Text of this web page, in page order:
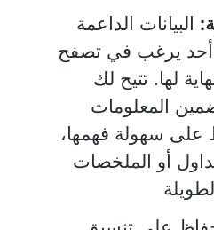
البيانات الداعمة
أحد يرغب في تصفح
لها. تتيح لك
المعلومات
على سهولة فهمها،
أو الملخصات